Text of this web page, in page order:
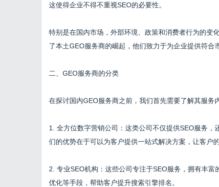
这使得企业不得不重视SEO的必要性。
特别是在国内市场，外部环境、政策和消费者行为的变
了本土GEO服务商的崛起，他们致力于为企业提供符合
二、GEO服务商的分类
在探讨国内GEO服务商之前，我们首先需要了解其服
1. 全方位数字营销公司：这类公司不仅提供SEO服务
们的优势在于可以为客户提供一站式解决方案，让客户
2. 专业SEO机构：这些公司专注于SEO服务，拥有丰
优化等手段，帮助客户提升搜索引擎排名。